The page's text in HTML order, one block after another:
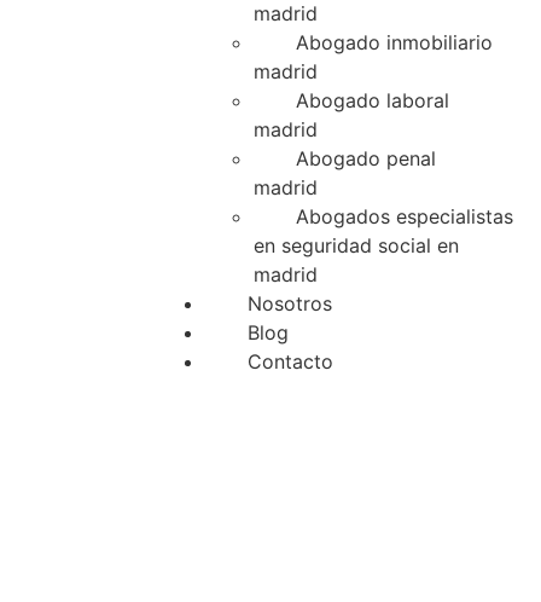
madrid
Abogado inmobiliario
madrid
Abogado laboral
madrid
Abogado penal
madrid
Abogados especialistas
en seguridad social en
madrid
Nosotros
Blog
Contacto